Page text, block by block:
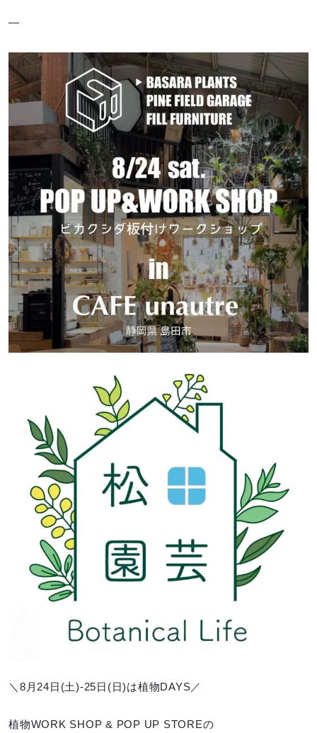
—
＼8月24日(土)-25日(日)は植物DAYS／
植物WORK SHOP & POP UP STOREの